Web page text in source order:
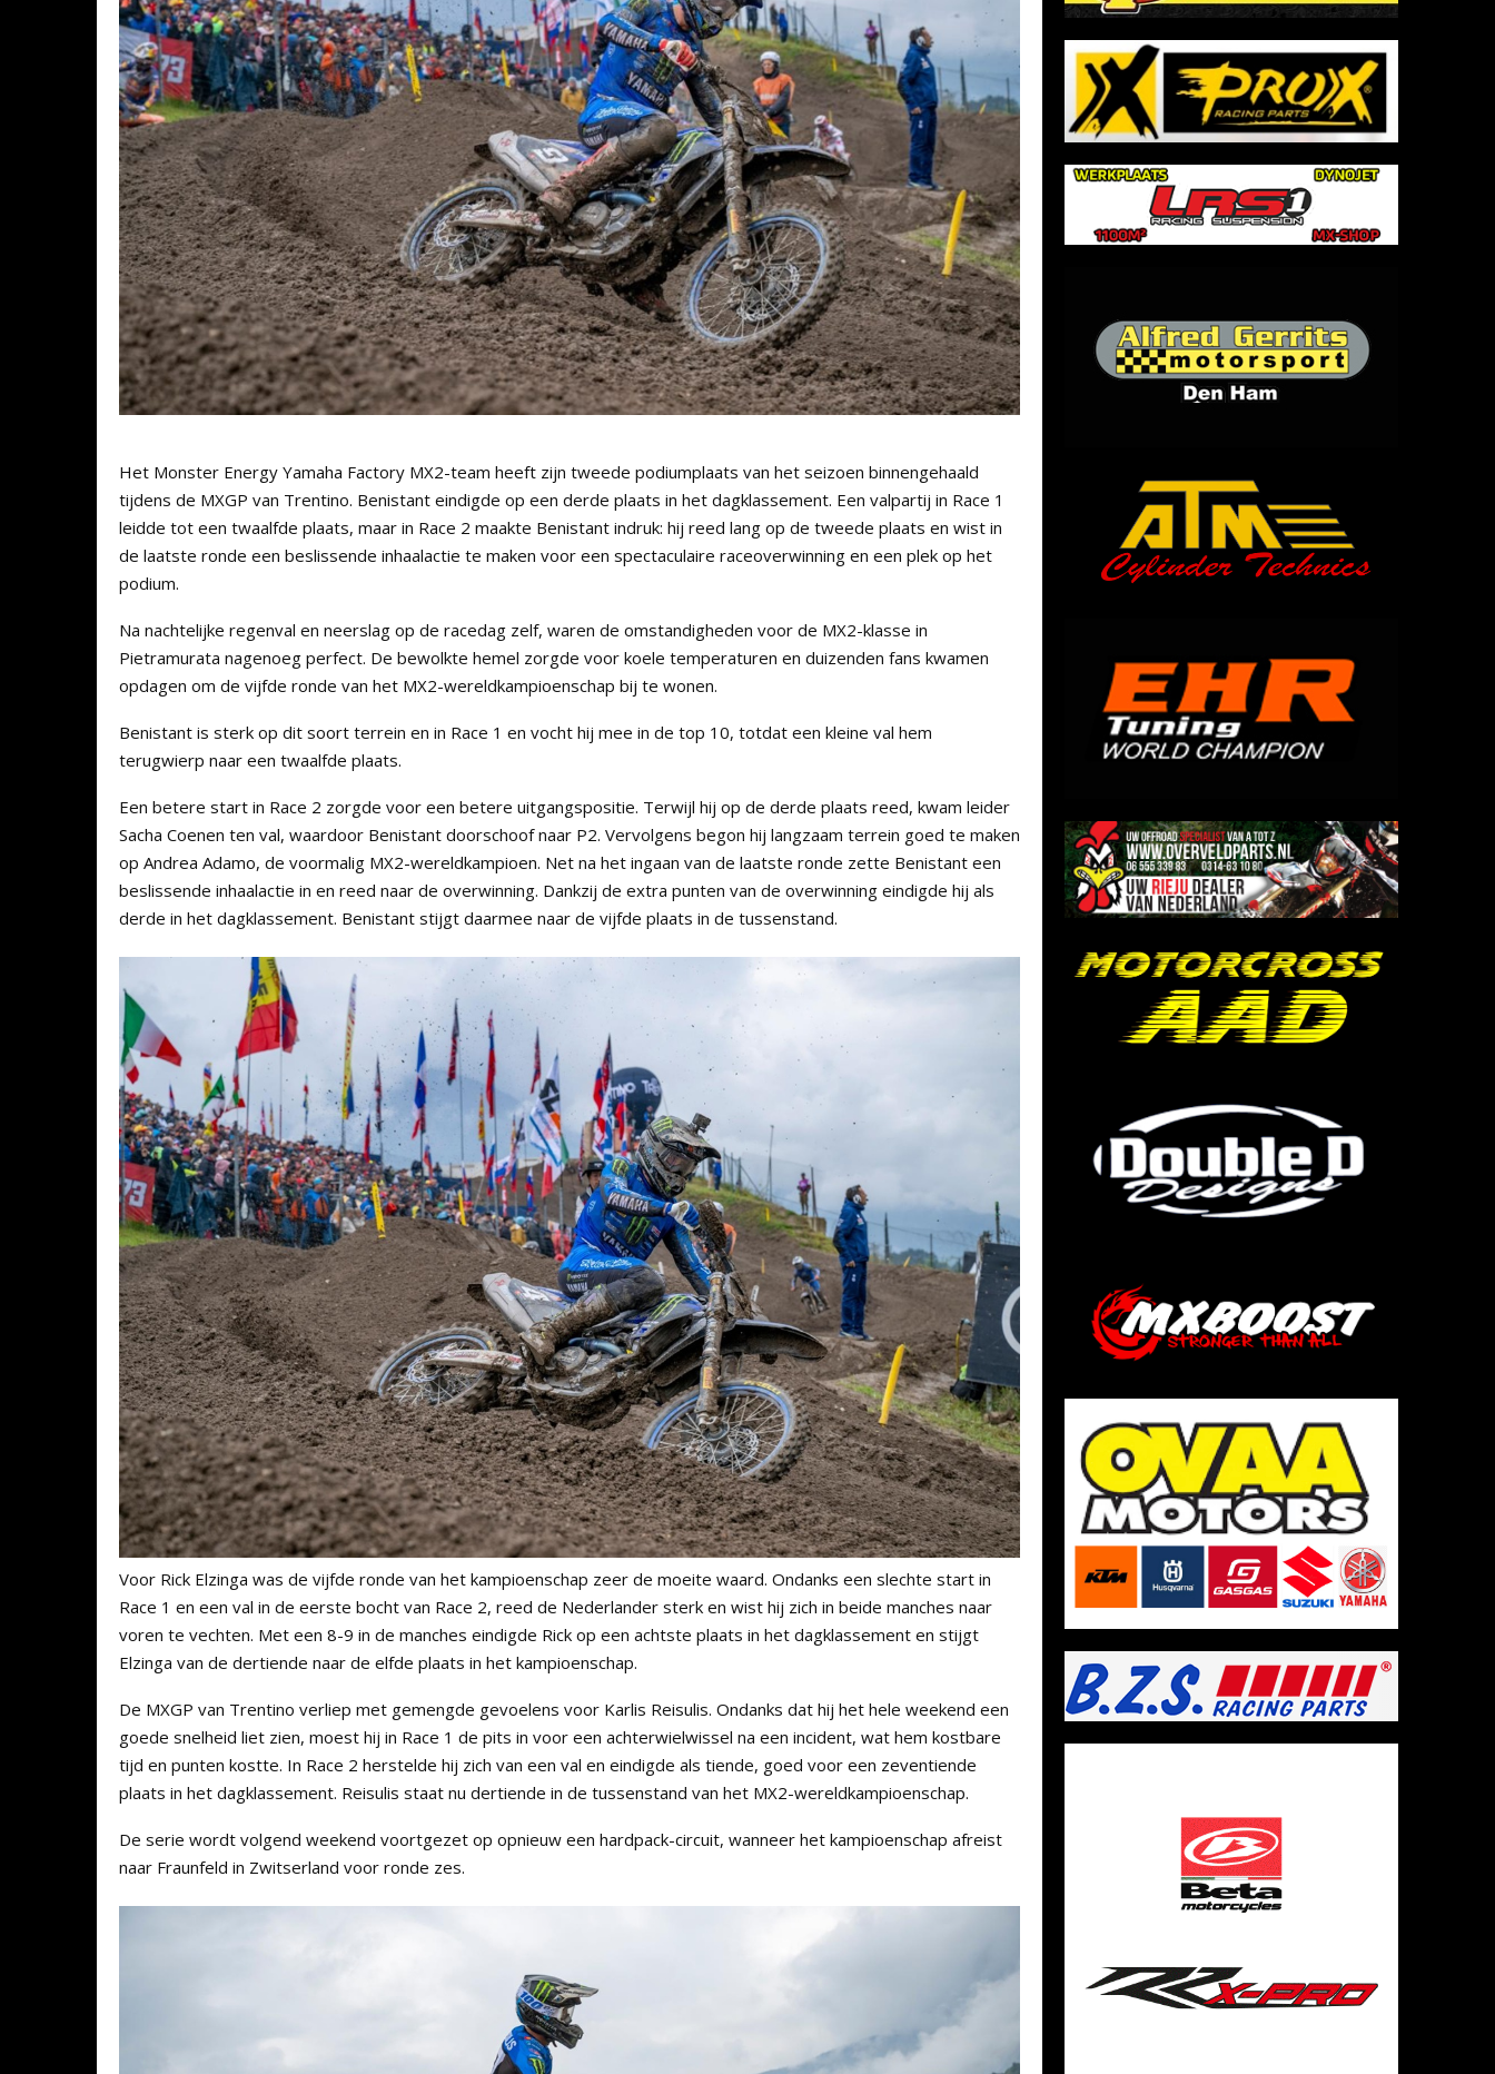
Het Monster Energy Yamaha Factory MX2-team heeft zijn tweede podiumplaats van het seizoen binnengehaald
tijdens de MXGP van Trentino. Benistant eindigde op een derde plaats in het dagklassement. Een valpartij in Race 1
leidde tot een twaalfde plaats, maar in Race 2 maakte Benistant indruk: hij reed lang op de tweede plaats en wist in
de laatste ronde een beslissende inhaalactie te maken voor een spectaculaire raceoverwinning en een plek op het
podium.
Na nachtelijke regenval en neerslag op de racedag zelf, waren de omstandigheden voor de MX2-klasse in
Pietramurata nagenoeg perfect. De bewolkte hemel zorgde voor koele temperaturen en duizenden fans kwamen
opdagen om de vijfde ronde van het MX2-wereldkampioenschap bij te wonen.
Benistant is sterk op dit soort terrein en in Race 1 en vocht hij mee in de top 10, totdat een kleine val hem
terugwierp naar een twaalfde plaats.
Een betere start in Race 2 zorgde voor een betere uitgangspositie. Terwijl hij op de derde plaats reed, kwam leider
Sacha Coenen ten val, waardoor Benistant doorschoof naar P2. Vervolgens begon hij langzaam terrein goed te maken
op Andrea Adamo, de voormalig MX2-wereldkampioen. Net na het ingaan van de laatste ronde zette Benistant een
beslissende inhaalactie in en reed naar de overwinning. Dankzij de extra punten van de overwinning eindigde hij als
derde in het dagklassement. Benistant stijgt daarmee naar de vijfde plaats in de tussenstand.
Voor Rick Elzinga was de vijfde ronde van het kampioenschap zeer de moeite waard. Ondanks een slechte start in
Race 1 en een val in de eerste bocht van Race 2, reed de Nederlander sterk en wist hij zich in beide manches naar
voren te vechten. Met een 8-9 in de manches eindigde Rick op een achtste plaats in het dagklassement en stijgt
Elzinga van de dertiende naar de elfde plaats in het kampioenschap.
De MXGP van Trentino verliep met gemengde gevoelens voor Karlis Reisulis. Ondanks dat hij het hele weekend een
goede snelheid liet zien, moest hij in Race 1 de pits in voor een achterwielwissel na een incident, wat hem kostbare
tijd en punten kostte. In Race 2 herstelde hij zich van een val en eindigde als tiende, goed voor een zeventiende
plaats in het dagklassement. Reisulis staat nu dertiende in de tussenstand van het MX2-wereldkampioenschap.
De serie wordt volgend weekend voortgezet op opnieuw een hardpack-circuit, wanneer het kampioenschap afreist
naar Fraunfeld in Zwitserland voor ronde zes.